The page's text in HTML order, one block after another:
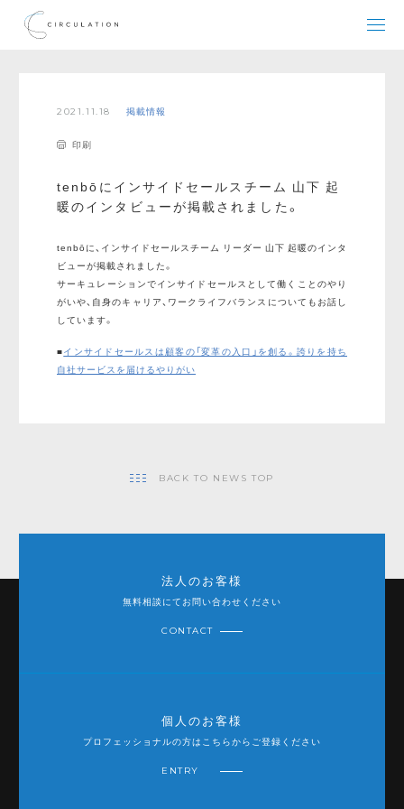
2021.11.18 掲載情報
印刷
tenbōにインサイドセールスチーム 山下 起
暖のインタビューが掲載されました。
tenbōに、インサイドセールスチーム リーダー 山下 起暖のインタ
ビューが掲載されました。
サーキュレーションでインサイドセールスとして働くことのやり
がいや、自身のキャリア、ワークライフバランスについてもお話し
しています。
■インサイドセールスは顧客の「変革の入口」を創る。誇りを持ち
自社サービスを届けるやりがい
BACK TO NEWS TOP
法人のお客様
無料相談にてお問い合わせください
CONTACT
個人のお客様
プロフェッショナルの方はこちらからご登録ください
ENTRY